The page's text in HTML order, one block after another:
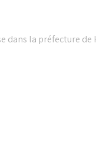
dans la préfecture de